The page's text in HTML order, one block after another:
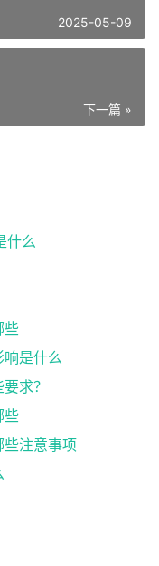
2025-05-09
下一篇 »
什么
些
是什么
求？
些
些注意事项